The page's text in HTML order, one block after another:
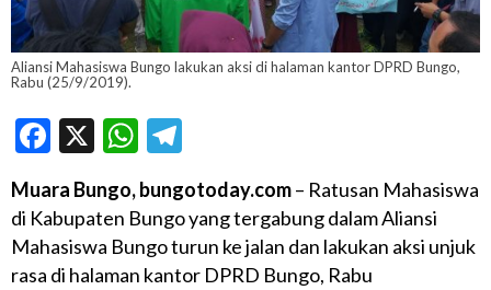
Aliansi Mahasiswa Bungo lakukan aksi di halaman kantor DPRD Bungo,
Rabu (25/9/2019).
Facebook
X WhatsApp
Muara Bungo, bungotoday.com– Ratusan Mahasiswa
di Kabupaten Bungo yang tergabung dalam Aliansi
Mahasiswa Bungo turun ke jalan dan lakukan aksi unjuk
rasa di halaman kantor DPRD Bungo, Rabu